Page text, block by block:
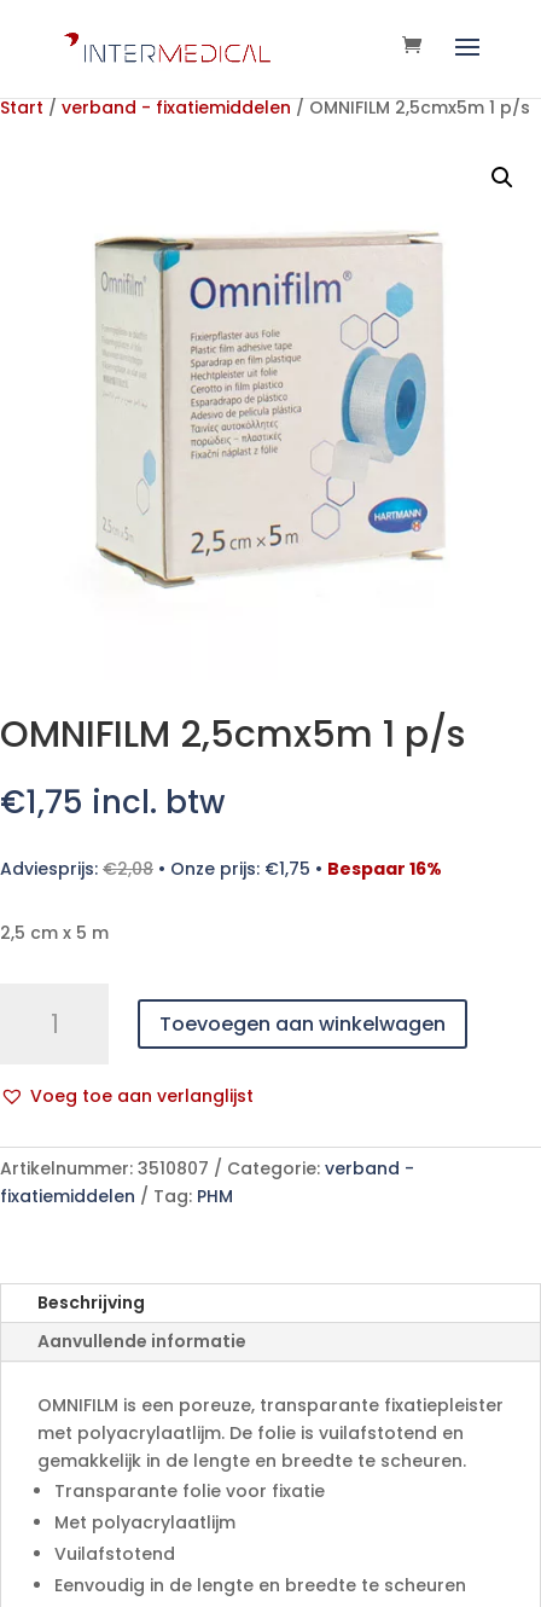
Start / verband - fixatiemiddelen / OMNIFILM 2,5cmx5m 1 p/s
OMNIFILM 2,5cmx5m 1 p/s
€1,75 incl. btw
Adviesprijs: €2,08 • Onze prijs: €1,75 • Bespaar 16%
2,5 cm x 5 m
2,5cmx5m
aantal
Toevoegen aan winkelwagen
Voeg toe aan verlanglijst
l
t
e
a
t
Artikelnummer: 3510807 Categorie: verband -
fixatiemiddelen
Tag: PHM
Beschrijving
Aanvullende informatie
OMNIFILM is een poreuze, transparante fixatiepleister
met polyacrylaatlijm. De folie is vuilafstotend en
gemakkelijk in de lengte en breedte te scheuren.
Transparante folie voor fixatie
Met polyacrylaatlijm
Vuilafstotend
Eenvoudig in de lengte en breedte te scheuren